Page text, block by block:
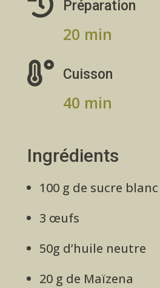
Préparation
20 min
 Cuisson
40 min
Ingrédients
100 g de sucre blanc
3 œufs
50g d’huile neutre
20 g de Maïzena